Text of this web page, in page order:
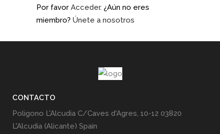
Por favor Acceder. ¿Aún no eres
miembro? Únete a nosotros
CONTACTO
Poligono L'Alcudia C/Caves d'Agres, 10-12 03820
L'Alcudia (Alicante) Spain